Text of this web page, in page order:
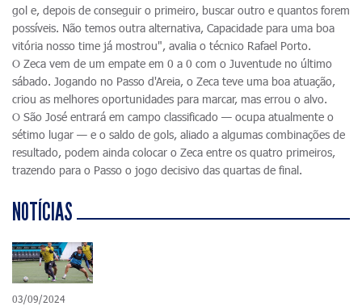
gol e, depois de conseguir o primeiro, buscar outro e quantos forem
possíveis. Não temos outra alternativa, Capacidade para uma boa
vitória nosso time já mostrou", avalia o técnico Rafael Porto.
O Zeca vem de um empate em 0 a 0 com o Juventude no último
sábado. Jogando no Passo d'Areia, o Zeca teve uma boa atuação,
criou as melhores oportunidades para marcar, mas errou o alvo.
O São José entrará em campo classificado — ocupa atualmente o
sétimo lugar — e o saldo de gols, aliado a algumas combinações de
resultado, podem ainda colocar o Zeca entre os quatro primeiros,
trazendo para o Passo o jogo decisivo das quartas de final.
NOTÍCIAS
03/09/2024